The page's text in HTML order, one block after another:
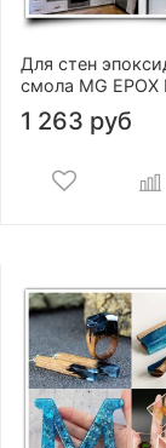
Для стен
смола MG EPOX
1 263 руб